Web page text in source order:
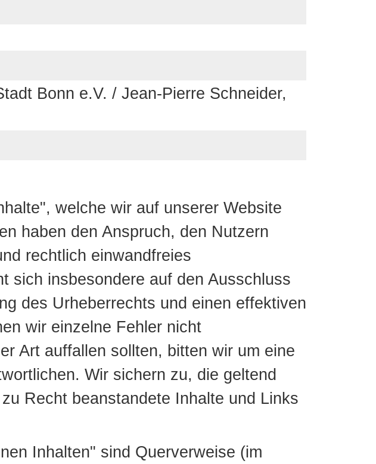
Bonn e.V. / Jean-Pierre Schneider,
welche wir auf unserer Website
haben den Anspruch, den Nutzern
rechtlich einwandfreies
sich insbesondere auf den Ausschluss
des Urheberrechts und einen effektiven
wir einzelne Fehler nicht
Art auffallen sollten, bitten wir um eine
Wir sichern zu, die geltend
Recht beanstandete Inhalte und Links
Inhalten" sind Querverweise (im